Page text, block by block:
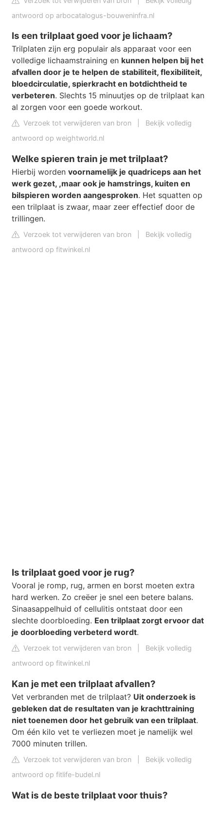
antwoord op arbocatalogus-bouweninfra.nl
Is een trilplaat goed voor je lichaam?
Trilplaten zijn erg populair als apparaat voor een
volledige lichaamstraining en kunnen helpen bij het
afvallen door je te helpen de stabiliteit, flexibiliteit,
bloedcirculatie, spierkracht en botdichtheid te
verbeteren. Slechts 15 minuutjes op de trilplaat kan
al zorgen voor een goede workout.
Verzoek tot verwijderen van bron
Bekijk volledig
antwoord op weightworld.nl
Welke spieren train je met trilplaat?
Hierbij worden voornamelijk je quadriceps aan het
werk gezet, ,maar ook je hamstrings, kuiten en
bilspieren worden aangesproken. Het squatten op
een trilplaat is zwaar, maar zeer effectief door de
trillingen.
Verzoek tot verwijderen van bron
Bekijk volledig
antwoord op fitwinkel.nl
Is trilplaat goed voor je rug?
Vooral je romp, rug, armen en borst moeten extra
hard werken. Zo creëer je snel een betere balans.
Sinaasappelhuid of cellulitis ontstaat door een
slechte doorbloeding. Een trilplaat zorgt ervoor dat
je doorbloeding verbeterd wordt.
Verzoek tot verwijderen van bron
Bekijk volledig
antwoord op fitwinkel.nl
Kan je met een trilplaat afvallen?
Vet verbranden met de trilplaat? Uit onderzoek is
gebleken dat de resultaten van je krachttraining
niet toenemen door het gebruik van een trilplaat.
Om één kilo vet te verliezen moet je namelijk wel
7000 minuten trillen.
Verzoek tot verwijderen van bron
Bekijk volledig
antwoord op fitlife-budel.nl
Wat is de beste trilplaat voor thuis?